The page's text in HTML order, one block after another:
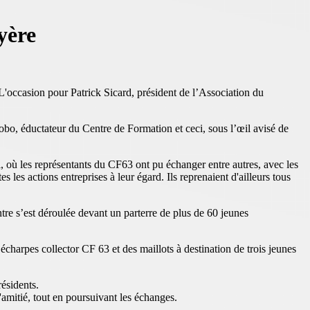
pour Patrick Sicard, président de l’Association du
éductateur du Centre de Formation et ceci, sous l’œil avisé de
les représentants du CF63 ont pu échanger entre autres, avec les
les actions entreprises à leur égard. Ils reprenaient d'ailleurs tous
s’est déroulée devant un parterre de plus de 60 jeunes
collector CF 63 et des maillots à destination de trois jeunes
tout en poursuivant les échanges.